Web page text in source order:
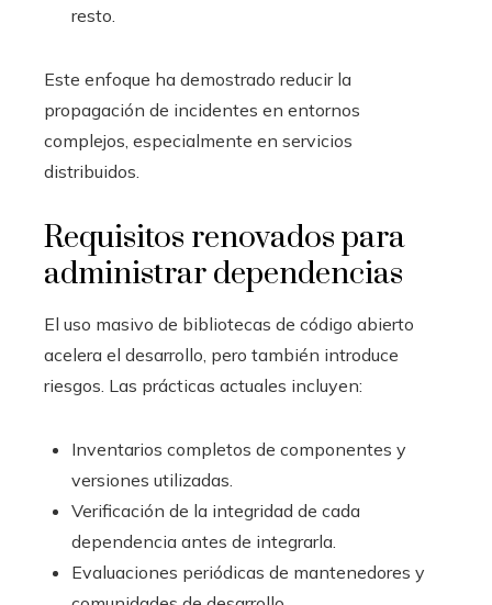
resto.
Este enfoque ha demostrado reducir la
propagación de incidentes en entornos
complejos, especialmente en servicios
distribuidos.
Requisitos renovados para
administrar dependencias
El uso masivo de bibliotecas de código abierto
acelera el desarrollo, pero también introduce
riesgos. Las prácticas actuales incluyen:
Inventarios completos de componentes y
versiones utilizadas.
Verificación de la integridad de cada
dependencia antes de integrarla.
Evaluaciones periódicas de mantenedores y